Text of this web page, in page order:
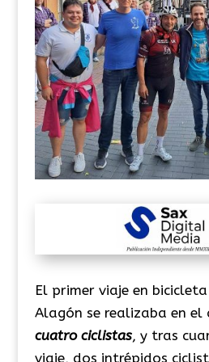
El primer viaje en
Alagón se realizaba en el
cuatro ciclistas, y tras
viaje, dos intrépidos